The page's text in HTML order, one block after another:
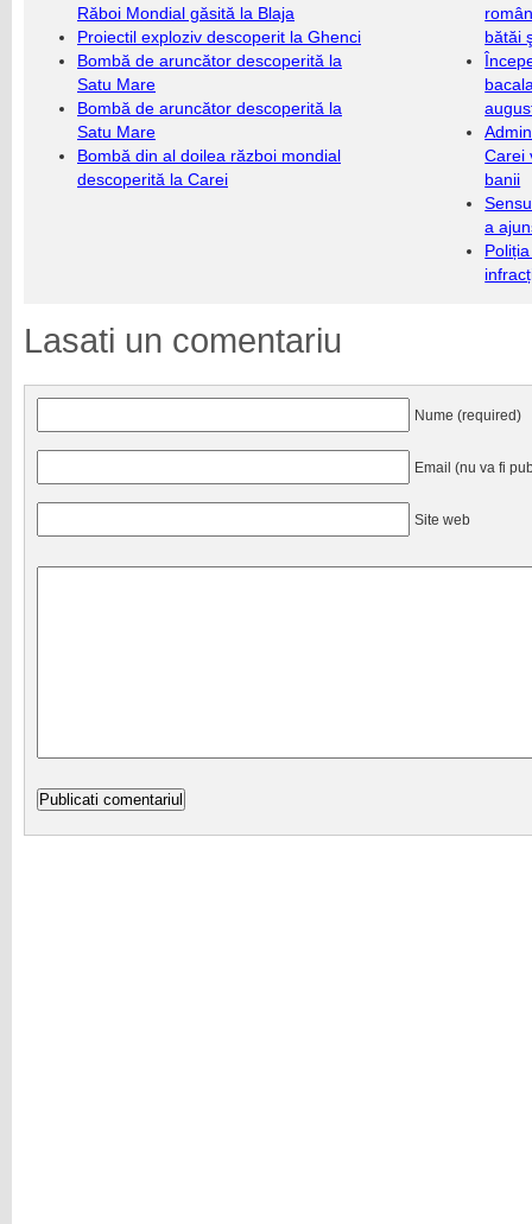
Răboi Mondial găsită la Blaja
Proiectil exploziv descoperit la Ghenci
Bombă de aruncător descoperită la
Satu Mare
Bombă de aruncător descoperită la
Satu Mare
Bombă din al doilea război mondial
descoperită la Carei
bătăi
Carei
banii
a
Lasati un comentariu
Nume (required)
Email (nu va fi
Site web